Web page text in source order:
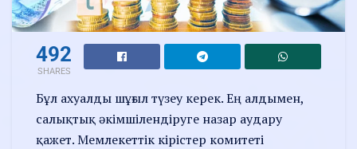
492
SHARES
Бұл ахуалды шұғыл түзеу керек. Ең алдымен,
салықтық әкімшілендіруге назар аудару
қажет. Мемлекеттік кірістер комитеті